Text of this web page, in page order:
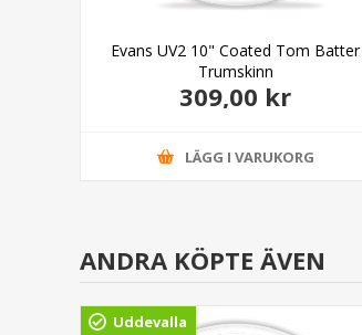
Evans UV2 10" Coated Tom Batter
Trumskinn
309,00 kr
LÄGG I VARUKORG
ANDRA KÖPTE ÄVEN
Uddevalla